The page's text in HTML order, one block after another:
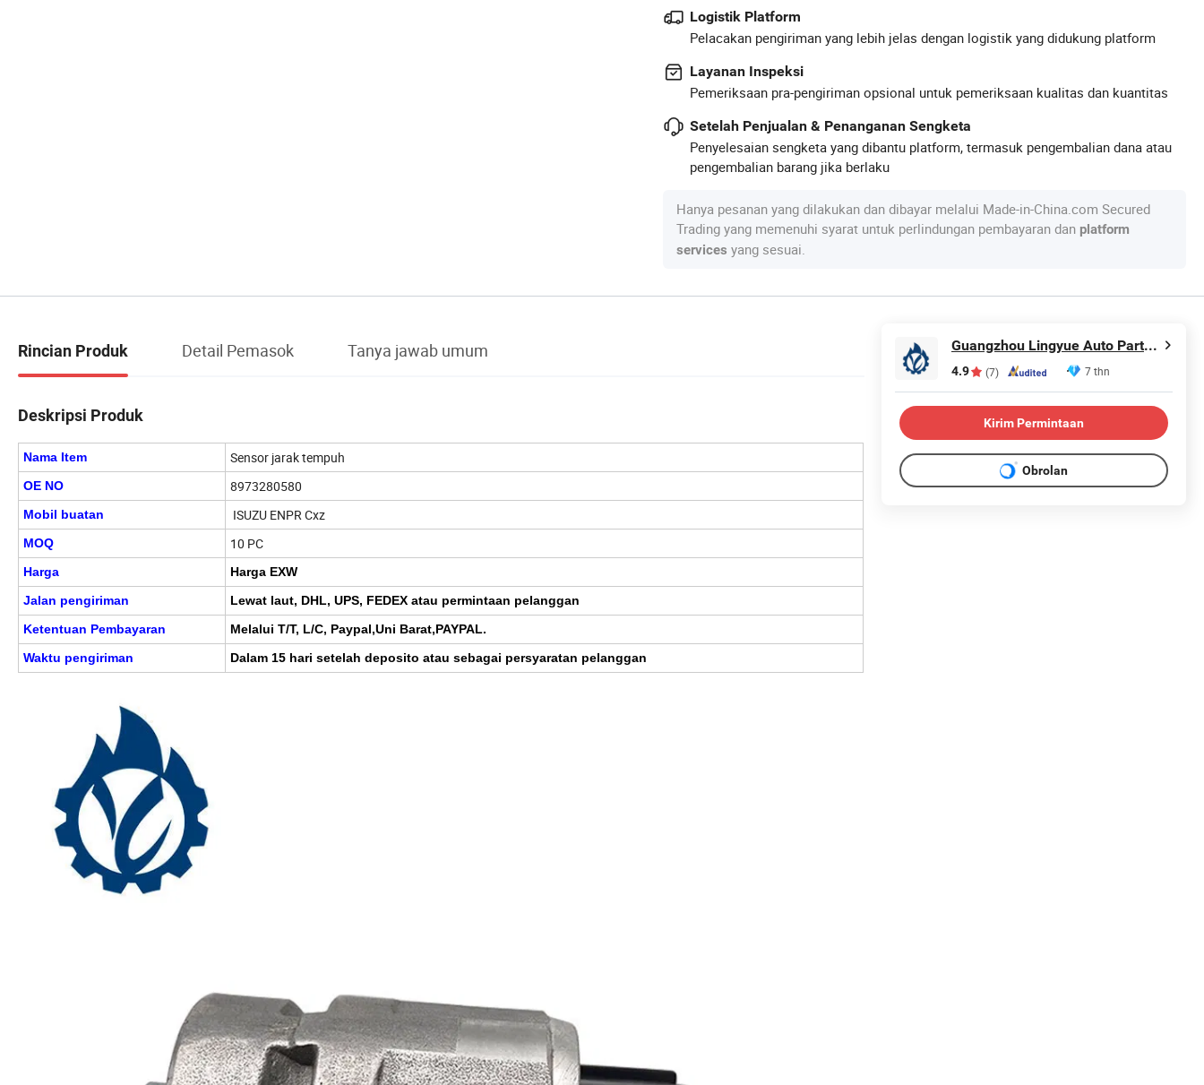
Logistik Platform
Pelacakan pengiriman yang lebih jelas dengan logistik yang didukung platform
Layanan Inspeksi
Pemeriksaan pra-pengiriman opsional untuk pemeriksaan kualitas dan kuantitas
Setelah Penjualan & Penanganan Sengketa
Penyelesaian sengketa yang dibantu platform, termasuk pengembalian dana atau
pengembalian barang jika berlaku
Hanya pesanan yang dilakukan dan dibayar melalui Made-in-China.com Secured
Trading yang memenuhi syarat untuk perlindungan pembayaran dan platform
services yang sesuai.
Rincian Produk Detail Pemasok Tanya jawab umum
Deskripsi Produk
Nama Item Sensor jarak tempuh
OE NO 8973280580
Mobil buatan ISUZU ENPR Cxz
MOQ 10 PC
Harga
Harga EXW
Jalan pengiriman
Lewat laut, DHL, UPS, FEDEX atau permintaan pelanggan
Ketentuan Pembayaran
Melalui T/T, L/C, Paypal,Uni Barat,PAYPAL.
Waktu pengiriman
Dalam 15 hari setelah deposito atau sebagai persyaratan pelanggan
Guangzhou Lingyue Auto Parts Co., Ltd.
4.9 (7) 7 thn
Kirim Permintaan
Obrolan